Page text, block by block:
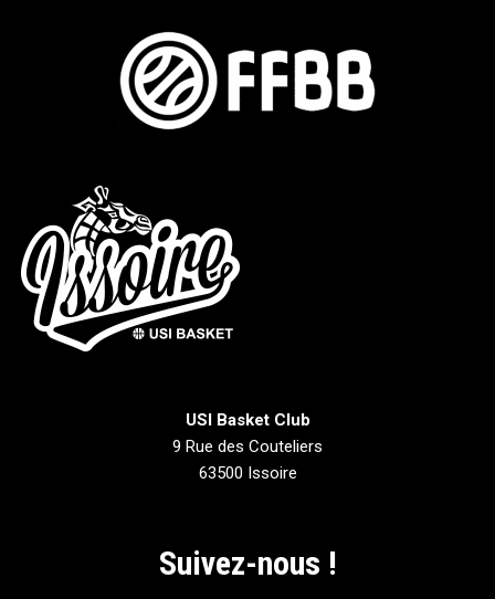
USI Basket Club
9 Rue des Couteliers
63500 Issoire
Suivez-nous !